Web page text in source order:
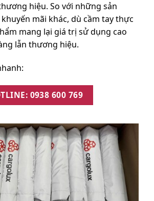
hiệu. So với những sản
mãi khác, dù cầm tay thực
mang lại giá trị sử dụng cao
lẫn thương hiệu.
0938 600 769‬